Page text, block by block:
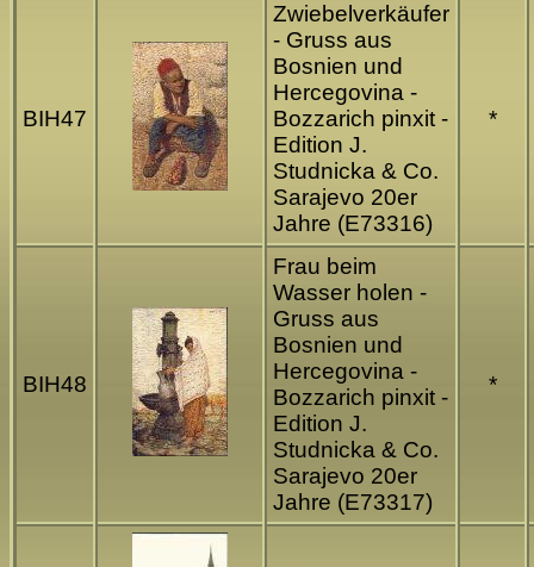
BIH47
Zwiebelverkäufer
- Gruss aus
Bosnien und
Hercegovina -
Bozzarich pinxit -
Edition J.
Studnicka & Co.
Sarajevo 20er
Jahre (E73316)
*
BIH48
Frau beim
Wasser holen -
Gruss aus
Bosnien und
Hercegovina -
Bozzarich pinxit -
Edition J.
Studnicka & Co.
Sarajevo 20er
Jahre (E73317)
*